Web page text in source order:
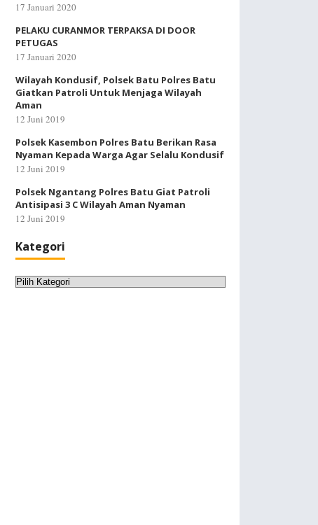
17 Januari 2020
PELAKU CURANMOR TERPAKSA DI DOOR
PETUGAS
17 Januari 2020
Wilayah Kondusif, Polsek Batu Polres Batu
Giatkan Patroli Untuk Menjaga Wilayah
Aman
12 Juni 2019
Polsek Kasembon Polres Batu Berikan Rasa
Nyaman Kepada Warga Agar Selalu Kondusif
12 Juni 2019
Polsek Ngantang Polres Batu Giat Patroli
Antisipasi 3 C Wilayah Aman Nyaman
12 Juni 2019
Kategori
Kategori